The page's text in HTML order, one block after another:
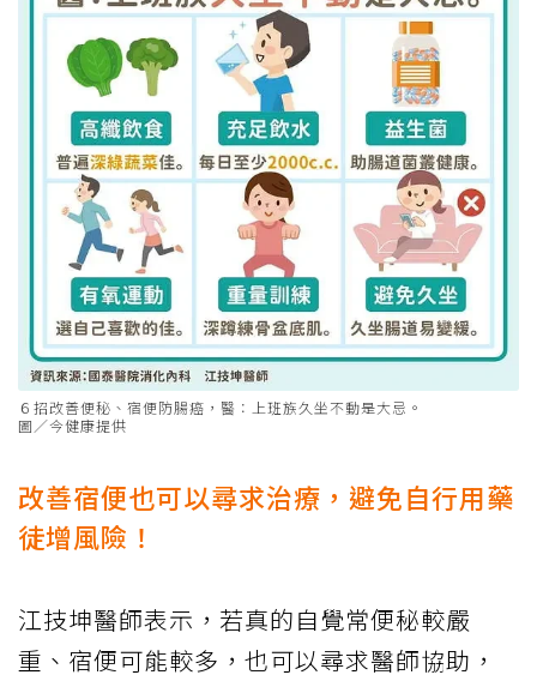
６招改善便秘、宿便防腸癌，醫：上班族久坐不動是大忌。
圖／今健康提供
改善宿便也可以尋求治療，避免自行用藥
徒增風險！
江技坤醫師表示，若真的自覺常便秘較嚴
重、宿便可能較多，也可以尋求醫師協助，